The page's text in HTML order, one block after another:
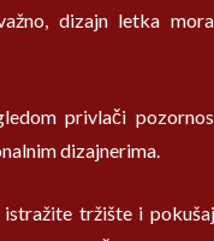
dizajn letka
privlači
dizajnerima.
istražite tržište i